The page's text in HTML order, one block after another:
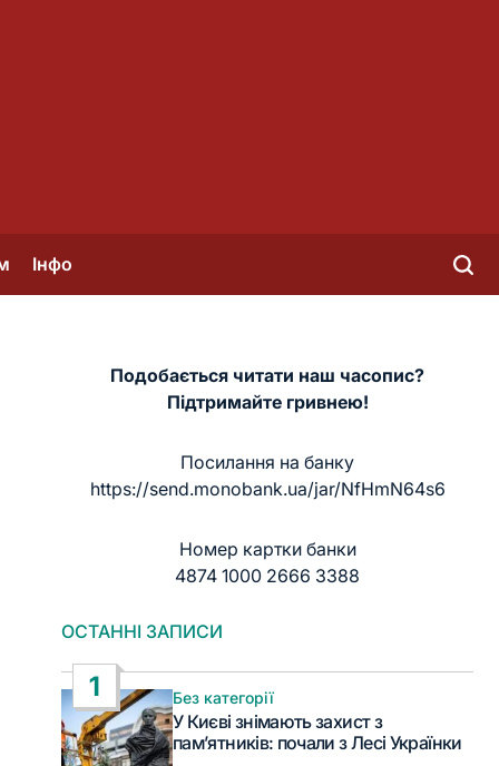
Інфо
Подобається читати наш часопис?
Підтримайте гривнею!
Посилання на банку
https://send.monobank.ua/jar/NfHmN64s6
Номер картки банки
4874 1000 2666 3388
ОСТАННІ ЗАПИСИ
1
Опублікувати
у
Без категорії
У Києві знімають захист з
пам’ятників: почали з Лесі Українки